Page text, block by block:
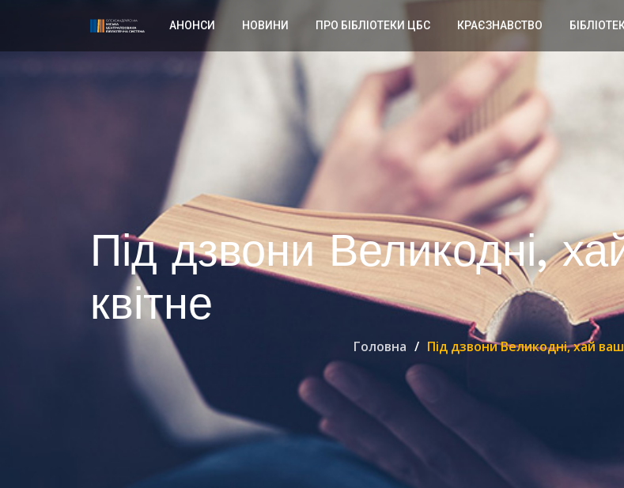
АНОНСИ НОВИНИ ПРО БІБЛІОТЕКИ ЦБС КРАЄЗНАВСТВО
Під дзвони Великодні,
квітне
Головна Під дзвони Великодні, хай